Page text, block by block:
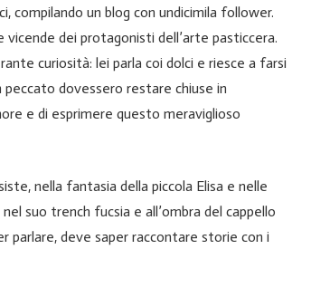
compilando un blog con undicimila follower.
dei protagonisti dell’arte pasticcera.
curiosità: lei parla coi dolci e riesce a farsi
dovessero restare chiuse in
e di esprimere questo meraviglioso
nella fantasia della piccola Elisa e nelle
suo trench fucsia e all’ombra del cappello
parlare, deve saper raccontare storie con i